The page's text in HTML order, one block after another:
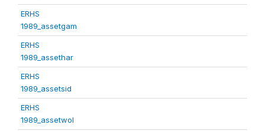
ERHS
1989_assetgam
ERHS
1989_assethar
ERHS
1989_assetsid
ERHS
1989_assetwol